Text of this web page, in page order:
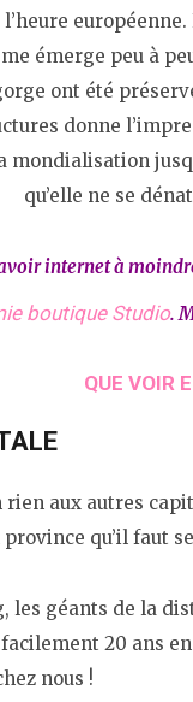
émerge peu à
ont été
donne
mondialisation
qu’elle ne se
internet à
boutique Studio.
QUE VOIR
aux autres
qu’il faut
les géants de la
facilement 20 ans
nous !